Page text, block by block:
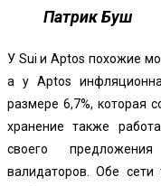
Патрик Буш
У Sui и Aptos похожие
а у Aptos
размере 6,7%, которая
хранение также
своего
валидаторов. Обе сети